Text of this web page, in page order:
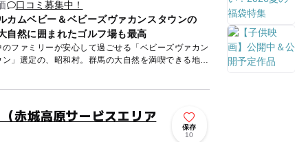
口コミ募集中！
カムベビー＆ベビーズヴァカンスタウンの
自然に囲まれたゴルフ場も最高
のファミリーが安心して過ごせる「ベビーズヴァカン
ン」選定の、昭和村。群馬の大自然を満喫できる地域
赤城高原サービスエリア
保存
10